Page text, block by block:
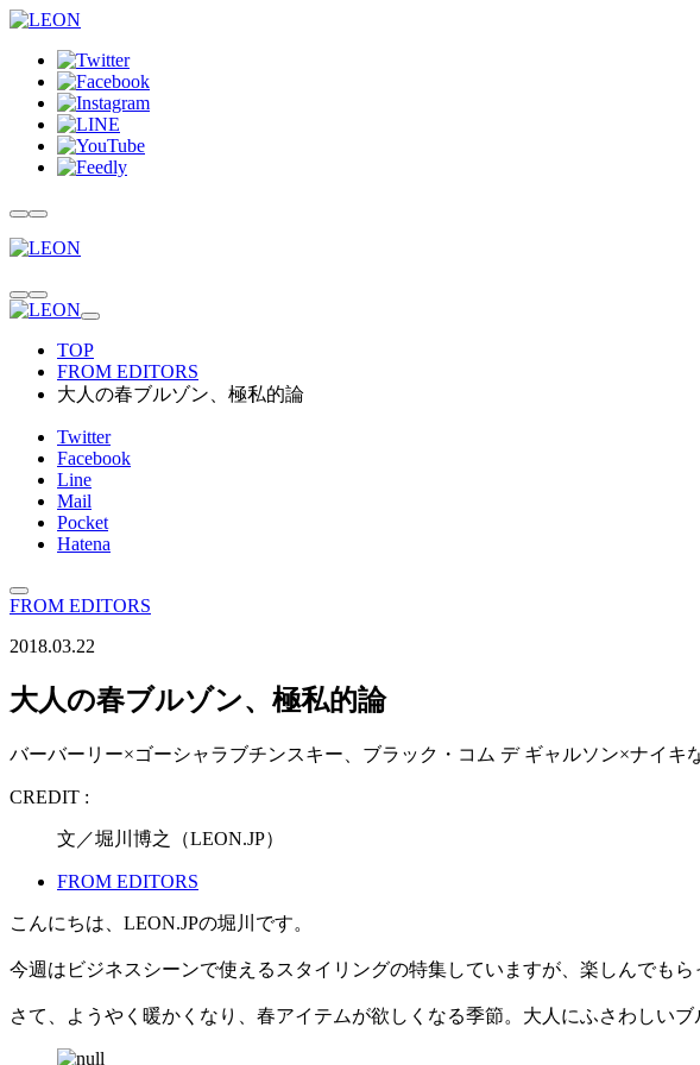
TOP
FROM EDITORS
大人の春ブルゾン、極私的論
Twitter
Facebook
Line
Mail
Pocket
Hatena
FROM EDITORS
2018.03.22
大人の春ブルゾン、極私的論
バーバーリー×ゴーシャラブチンスキー、ブラック・コム デ ギャルソン×ナイキ
CREDIT :
文／堀川博之（LEON.JP）
FROM EDITORS
こんにちは、LEON.JPの堀川です。
今週はビジネスシーンで使えるスタイリングの特集していますが、楽しんでもら
さて、ようやく暖かくなり、春アイテムが欲しくなる季節。大人にふさわしい